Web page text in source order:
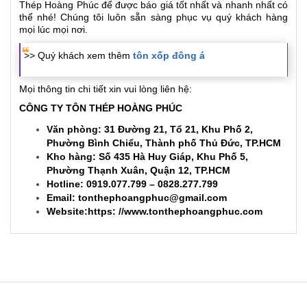
Thép Hoàng Phúc để được báo giá tốt nhất và nhanh nhất có
thể nhé! Chúng tôi luôn sẵn sàng phục vụ quý khách hàng
mọi lúc mọi nơi.
>> Quý khách xem thêm tôn xốp đông á
Mọi thông tin chi tiết xin vui lòng liên hệ:
CÔNG TY TÔN THÉP HOÀNG PHÚC
Văn phòng: 31 Đường 21, Tổ 21, Khu Phố 2,
Phường Bình Chiểu, Thành phố Thủ Đức, TP.HCM
Kho hàng: Số 435 Hà Huy Giáp, Khu Phố 5,
Phường Thạnh Xuân, Quận 12, TP.HCM
Hotline: 0919.077.799 – 0828.277.799
Email: tonthephoangphuc@gmail.com
Website:https: //www.tonthephoangphuc.com